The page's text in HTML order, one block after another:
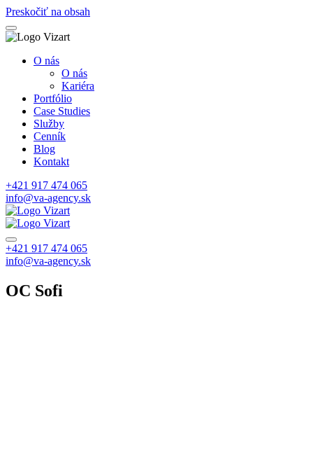
Preskočiť na obsah
O nás
O nás
Kariéra
Portfólio
Case Studies
Služby
Cenník
Blog
Kontakt
+421 917 474 065
info@va-agency.sk
+421 917 474 065
info@va-agency.sk
OC Sofi